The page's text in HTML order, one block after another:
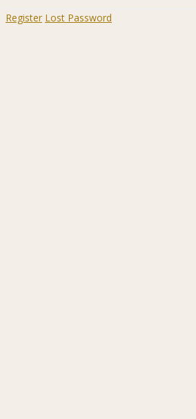
Register Lost Password